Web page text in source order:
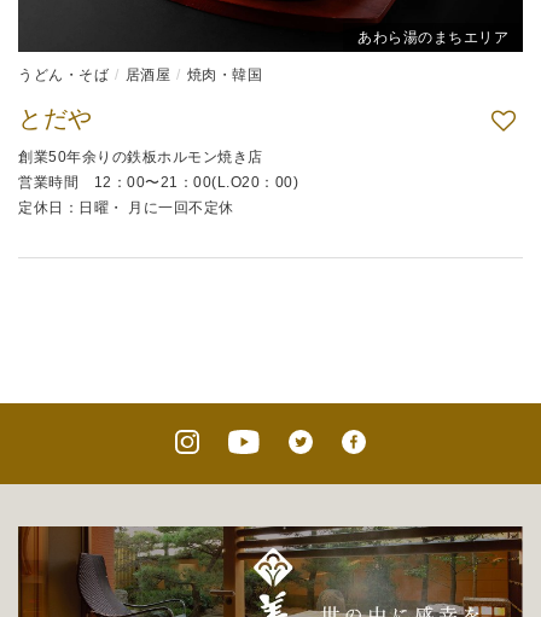
あわら湯のまちエリア
うどん・そば 居酒屋 焼肉・韓国
とだや
創業50年余りの鉄板ホルモン焼き店
営業時間 12：00〜21：00(L.O20：00)
定休日：日曜・ 月に一回不定休